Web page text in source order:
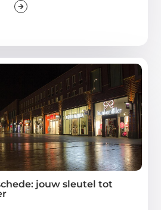
jouw sleutel tot